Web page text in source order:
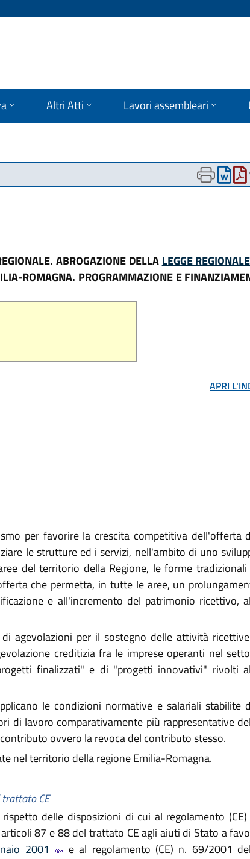
Altri Atti Lavori assembleari
ABROGAZIONE DELLA LEGGE
ROMAGNA. PROGRAMMAZIONE E
APRI
per favorire la crescita competitiva dell'offerta
le strutture ed i servizi, nell'ambito di uno
del territorio della Regione, le forme
che permetta, in tutte le aree, un
e all'incremento del patrimonio ricettivo,
agevolazioni per il sostegno delle attività
creditizia fra le imprese operanti nel
finalizzati" e di "progetti innovativi" rivolti
le condizioni normative e salariali stabilite
di lavoro comparativamente più rappresentative
ovvero la revoca del contributo stesso.
nel territorio della regione Emilia-Romagna.
CE
delle disposizioni di cui al regolamento (CE)
87 e 88 del trattato CE agli aiuti di Stato a
2001
e al regolamento (CE) n. 69/2001